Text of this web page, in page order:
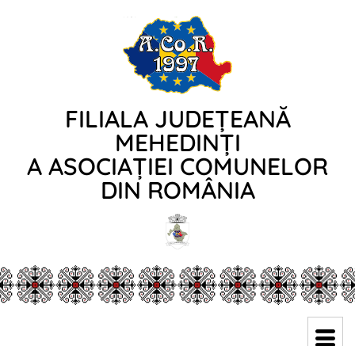
FILIALA JUDEȚEANĂ
MEHEDINȚI
A ASOCIAȚIEI COMUNELOR
DIN ROMÂNIA